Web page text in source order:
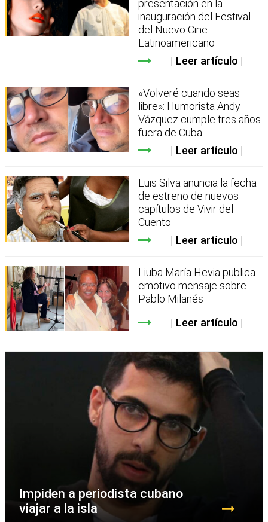
presentación en la
inauguración del Festival
del Nuevo Cine
Latinoamericano
Leer artículo
«Volveré cuando seas
libre»: Humorista Andy
Vázquez cumple tres años
fuera de Cuba
Leer artículo
Luis Silva anuncia la fecha
de estreno de nuevos
capítulos de Vivir del
Cuento
Leer artículo
Liuba María Hevia publica
emotivo mensaje sobre
Pablo Milanés
Leer artículo
Impiden a periodista cubano
viajar a la isla